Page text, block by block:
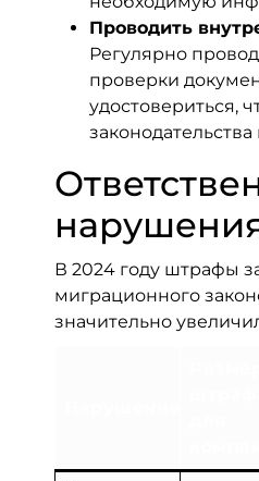
Проводить
Регулярно
проверки
удостовериться,
В 2024 году штрафы
миграционного
значительно